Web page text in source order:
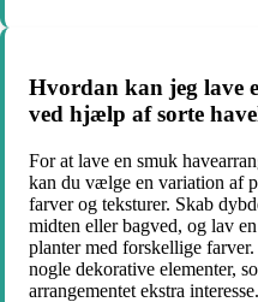
Hvordan kan jeg lave
ved hjælp af sorte
For at lave en smuk
kan du vælge en variation af
farver og teksturer. Skab
midten eller bagved, og lav
planter med forskellige
nogle dekorative elementer,
arrangementet ekstra interesse.